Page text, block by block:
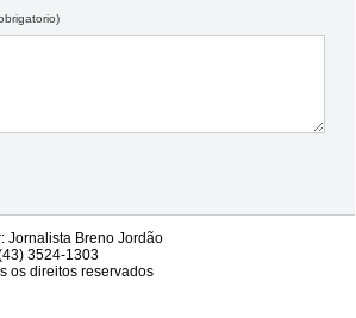
Jornalista Breno Jordão
3524-1303
os direitos reservados